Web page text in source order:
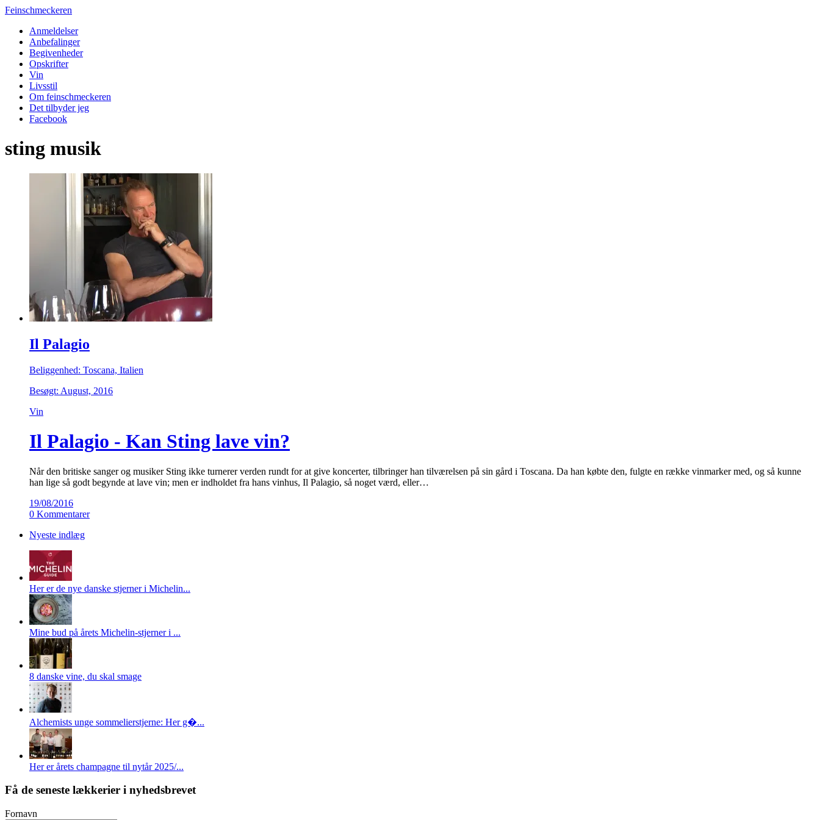
Feinschmeckeren
Anmeldelser
Anbefalinger
Begivenheder
Opskrifter
Vin
Livsstil
Om feinschmeckeren
Det tilbyder jeg
Facebook
sting musik
Il Palagio
Beliggenhed: Toscana, Italien
Besøgt: August, 2016
Vin
Il Palagio - Kan Sting lave vin?
Når den britiske sanger og musiker Sting ikke turnerer verden rundt for at give koncerter, tilbringer han tilværelsen på sin gård i Toscana. Da han købte den, fulgte en række vinmarker med, og så kunne
han lige så godt begynde at lave vin; men er indholdet fra hans vinhus, Il Palagio, så noget værd, eller…
19/08/2016
0 Kommentarer
Nyeste indlæg
Her er de nye danske stjerner i Michelin...
Mine bud på årets Michelin-stjerner i ...
8 danske vine, du skal smage
Alchemists unge sommelierstjerne: Her g�...
Her er årets champagne til nytår 2025/...
Få de seneste lækkerier i nyhedsbrevet
Fornavn